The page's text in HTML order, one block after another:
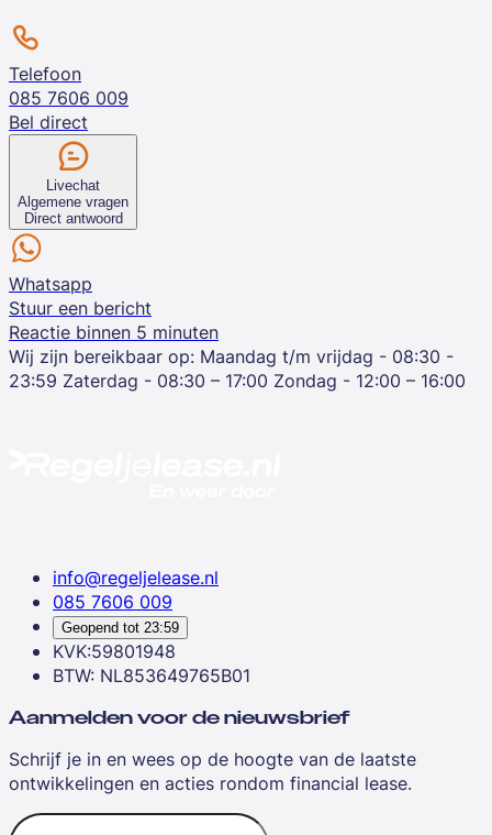
Telefoon
085 7606 009
Bel direct
Livechat
Algemene vragen
Direct antwoord
Whatsapp
Stuur een bericht
Reactie binnen 5 minuten
Wij zijn bereikbaar op: Maandag t/m vrijdag - 08:30 -
23:59 Zaterdag - 08:30 – 17:00 Zondag - 12:00 – 16:00
info@regeljelease.nl
085 7606 009
Geopend tot 23:59
KVK:59801948
BTW: NL853649765B01
Aanmelden voor de nieuwsbrief
Schrijf je in en wees op de hoogte van de laatste
ontwikkelingen en acties rondom financial lease.